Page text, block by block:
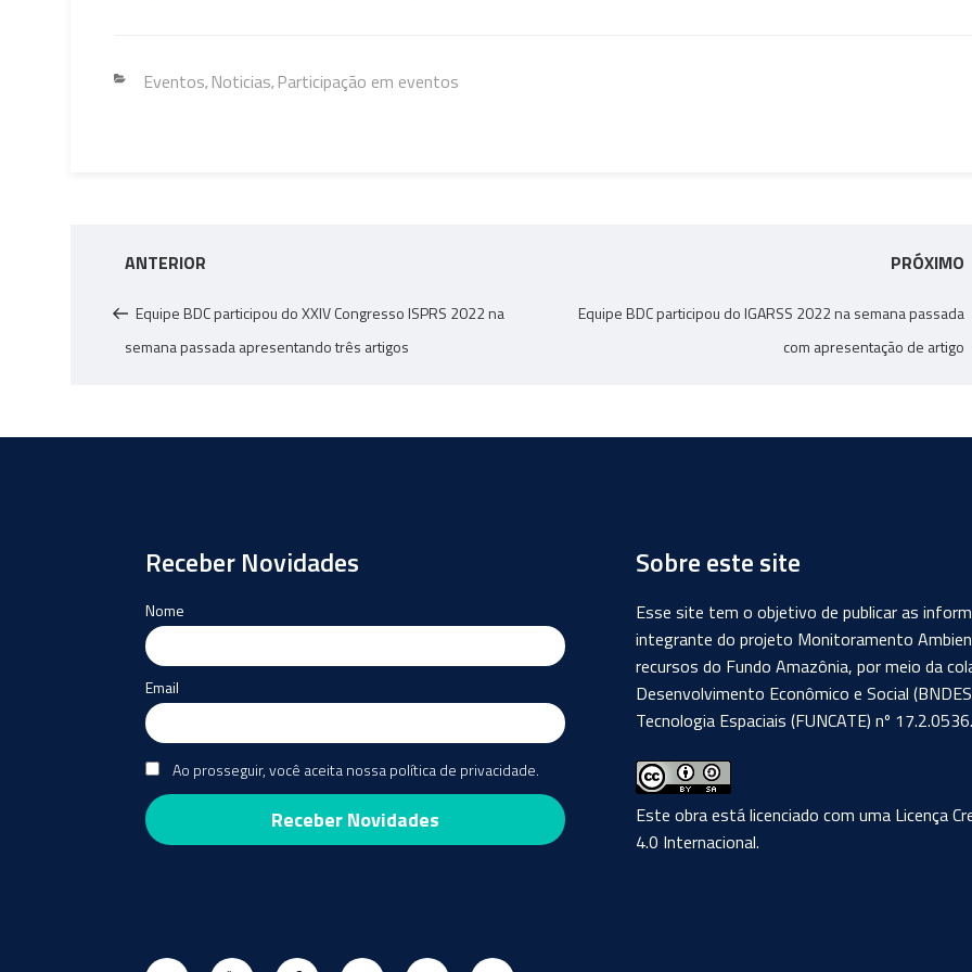
ce
o
wi
er
m o
Li
nk
dI
h
s e
Categorias
Eventos, Noticias, Participação em eventos
Post
Post
ANTERIOR
Equipe BDC participou do XXIV Congresso ISPRS 2022 na
semana passada apresentando três artigos
PRÓXIMO
Equipe BDC participou do IGARSS 2022 na semana passada
com apresentação de artigo
Receber Novidades
Nome
Email
Ao prosseguir, você aceita nossa política de privacidade.
Sobre este site
Esse site tem o objetivo de publicar as
integrante do projeto Monitoramento
recursos do Fundo Amazônia, por meio da
Desenvolvimento Econômico e Social
Tecnologia Espaciais (FUNCATE) nº
Este obra está licenciado com uma Licença
4.0 Internacional.